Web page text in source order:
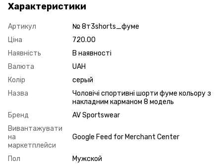
Характеристики
Артикул
№ 8т3shorts_фуме
Ціна
720.00
Наявність
В наявності
Валюта
UAH
Колір
серый
Назва
Чоловічі спортивні шорти фуме кольору з
накладним карманом 8 модель
Бренд
AV Sportswear
Вивантажувати
на
маркетплейси
Google Feed for Merchant Center
Пол
Мужской